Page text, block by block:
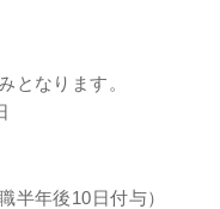
となります。
半年後10日付与）